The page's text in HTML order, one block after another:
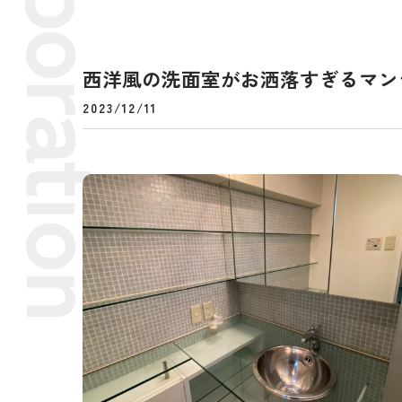
西洋風の洗面室がお洒落すぎるマ
2023/12/11